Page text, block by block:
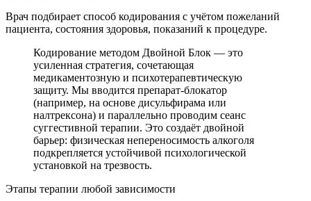
Врач подбирает способ кодирования с учётом пожеланий
пациента, состояния здоровья, показаний к процедуре.
Кодирование методом Двойной Блок — это
усиленная стратегия, сочетающая
медикаментозную и психотерапевтическую
защиту. Мы вводится препарат-блокатор
(например, на основе дисульфирама или
налтрексона) и параллельно проводим сеанс
суггестивной терапии. Это создаёт двойной
барьер: физическая непереносимость алкоголя
подкрепляется устойчивой психологической
установкой на трезвость.
Этапы терапии любой зависимости